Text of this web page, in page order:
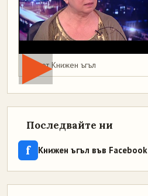
Мая от Книжен ъгъл
Последвайте ни
f Книжен ъгъл във Facebook